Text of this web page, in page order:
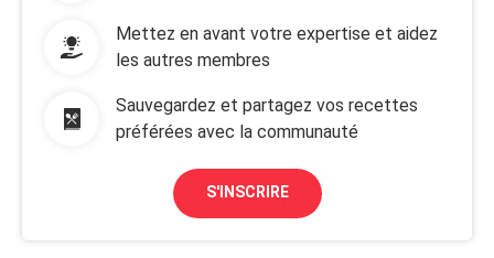
Mettez en avant votre expertise et aidez
les autres membres
Sauvegardez et partagez vos recettes
préférées avec la communauté
S'INSCRIRE